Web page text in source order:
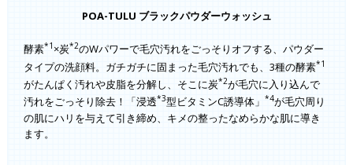
POA-TULU ブラックパウダーウォッシュ
酵素*1 ×炭*2のWパワーで毛穴汚れをごっそりオフする、パウダー
タイプの洗顔料。ガチガチに固まった毛穴汚れでも、3種の酵素*1
がたんぱく汚れや皮脂を分解し、そこに炭*2が毛穴に入り込んで
汚れをごっそり除去！「浸透*3型ビタミンC誘導体」 *4が毛穴周り
の肌にハリを与えて引き締め、キメの整ったなめらかな肌に導き
ます。